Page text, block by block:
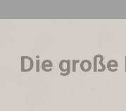
Die große